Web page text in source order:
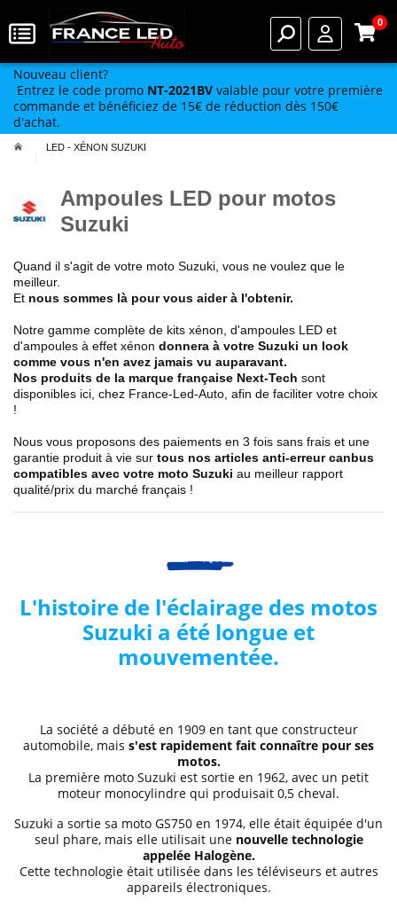
0
Nouveau client?
Entrez le code promo NT-2021BV valable pour votre première
commande et bénéficiez de 15€ de réduction dès 150€
d'achat.
LED - XÉNON SUZUKI
Ampoules LED pour motos
Suzuki
Quand il s'agit de votre moto Suzuki, vous ne voulez que le
meilleur.
Et nous sommes là pour vous aider à l'obtenir.
Notre gamme complète de kits xénon, d'ampoules LED et
d'ampoules à effet xénon donnera à votre Suzuki un look
comme vous n'en avez jamais vu auparavant.
Nos produits de la marque française Next-Tech sont
disponibles ici, chez France-Led-Auto, afin de faciliter votre choix
!
Nous vous proposons des paiements en 3 fois sans frais et une
garantie produit à vie sur tous nos articles anti-erreur canbus
compatibles avec votre moto Suzuki au meilleur rapport
qualité/prix du marché français !
L'histoire de l'éclairage des motos
Suzuki a été longue et
mouvementée.
La société a débuté en 1909 en tant que constructeur
automobile, mais s'est rapidement fait connaître pour ses
motos.
La première moto Suzuki est sortie en 1962, avec un petit
moteur monocylindre qui produisait 0,5 cheval.
Suzuki a sortie sa moto GS750 en 1974, elle était équipée d'un
seul phare, mais elle utilisait une nouvelle technologie
appelée Halogène.
Cette technologie était utilisée dans les téléviseurs et autres
appareils électroniques.